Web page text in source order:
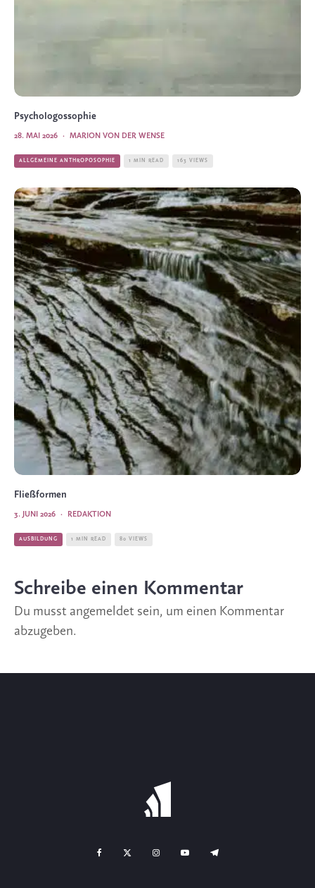
Psychologossophie
MARION VON DER WENSE
·
28. MAI 2026
ALLGEMEINE ANTHROPOSOPHIE 1 MIN READ 163 VIEWS
Fließformen
REDAKTION
·
3. JUNI 2026
AUSBILDUNG 1 MIN READ 80 VIEWS
Schreibe einen Kommentar
Du musst angemeldet sein, um einen Kommentar
abzugeben.